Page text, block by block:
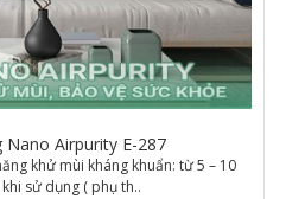
Nano Airpurity E-287
khử mùi kháng khuẩn: từ 5 – 10
sử dụng ( phụ th..